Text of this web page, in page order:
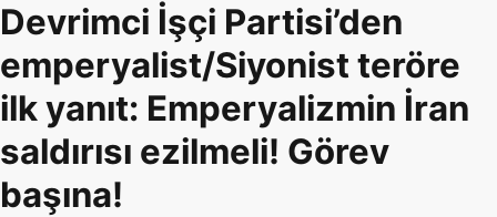
Devrimci İşçi Partisi’den
emperyalist/Siyonist teröre
ilk yanıt: Emperyalizmin İran
saldırısı ezilmeli! Görev
başına!